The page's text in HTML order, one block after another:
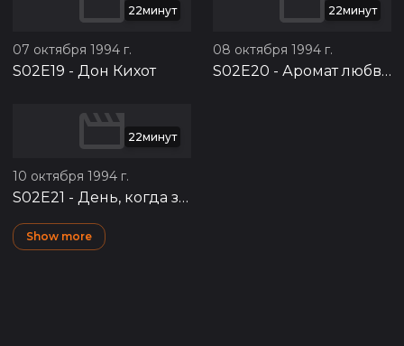
22минут
07 октября 1994 г.
S02E19 - Дон Кихот
22минут
08 октября 1994 г.
S02E20 - Аромат любви
22минут
10 октября 1994 г.
S02E21 - День, когда замерла птица
Show more